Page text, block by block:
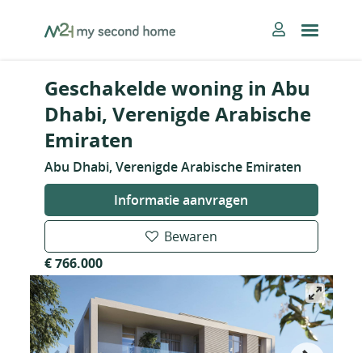
MySecondHome
Geschakelde woning in Abu
Dhabi, Verenigde Arabische
Emiraten
Abu Dhabi, Verenigde Arabische Emiraten
Informatie aanvragen
Bewaren
€ 766.000